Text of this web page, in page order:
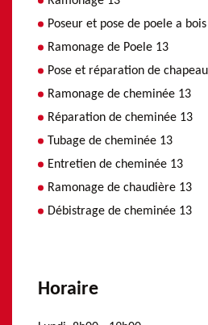
Poseur et pose de poele a
Ramonage de Poele 13
Pose et réparation de
Ramonage de cheminée 13
Réparation de cheminée 13
Tubage de cheminée 13
Entretien de cheminée 13
Ramonage de chaudière 13
Débistrage de cheminée 13
Horaire